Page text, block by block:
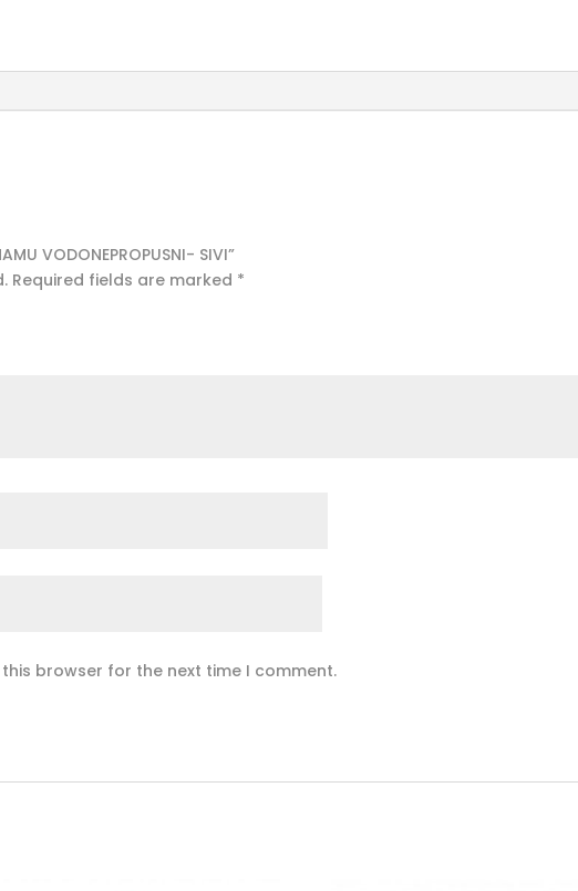
VODONEPROPUSNI- SIVI”
Required fields are marked *
browser for the next time I comment.